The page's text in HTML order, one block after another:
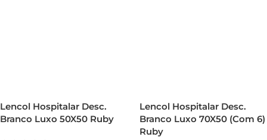
Lencol Hospitalar Desc.
Branco Luxo 50X50 Ruby
Lencol Hospitalar Desc.
Branco Luxo 70X50 (Com 6)
Ruby